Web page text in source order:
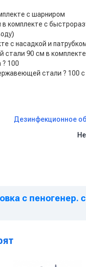
с шарниром
комплекте с
с насадкой и
90 см в
100
стали ? 100
Дезинфекционное
с пеногенер.